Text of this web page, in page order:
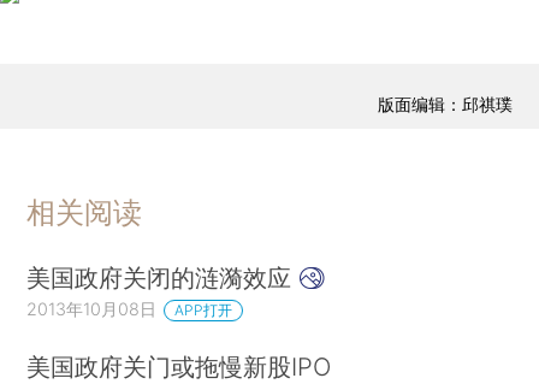
版面编辑：邱祺璞
相关阅读
美国政府关闭的涟漪效应
2013年10月08日 APP打开
美国政府关门或拖慢新股IPO